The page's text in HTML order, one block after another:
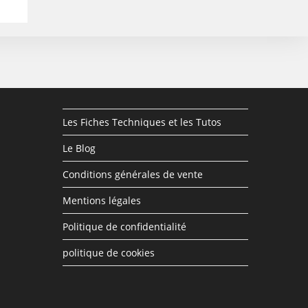
Les Fiches Techniques et les Tutos
Le Blog
Conditions générales de vente
Mentions légales
Politique de confidentialité
politique de cookies